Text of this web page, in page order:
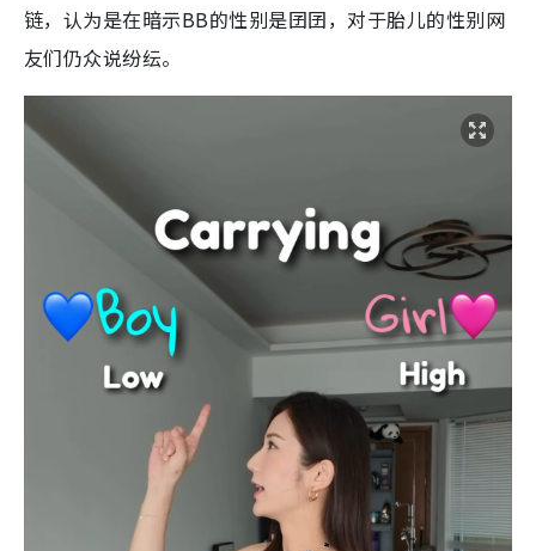
链，认为是在暗示BB的性别是囝囝，对于胎儿的性别网
友们仍众说纷纭。